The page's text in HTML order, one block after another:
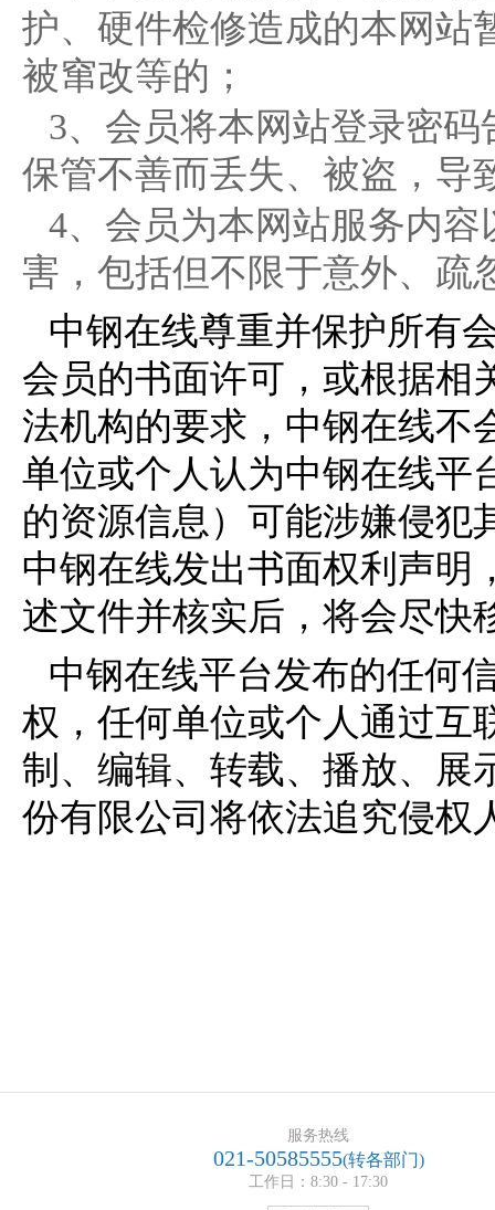
护、硬件检修造成的本网站
被窜改等的；
3、会员将本网站登录密
保管不善而丢失、被盗，导
4、会员为本网站服务内
害，包括但不限于意外、疏
中钢在线尊重并保护所有
会员的书面许可，或根据相
法机构的要求，中钢在线不
单位或个人认为中钢在线平
的资源信息）可能涉嫌侵犯
中钢在线发出书面权利声明
述文件并核实后，将会尽快
中钢在线平台发布的任何
权，任何单位或个人通过互
制、编辑、转载、播放、展
份有限公司将依法追究侵权
服务热线
021-50585555(转各部门)
工作日：8:30 - 17:30